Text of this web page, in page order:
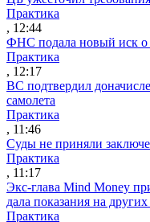
Практика
, 12:44
ФНС подала новый иск о
Практика
, 12:17
ВС подтвердил
самолета
Практика
, 11:46
Суды не приняли
Практика
, 11:17
Экс-глава Mind Money
дала показания на
Практика